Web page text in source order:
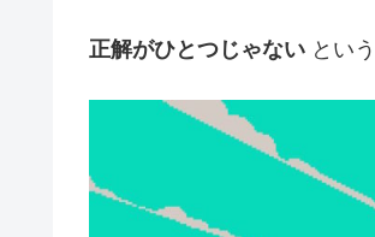
正解がひとつじゃない とい